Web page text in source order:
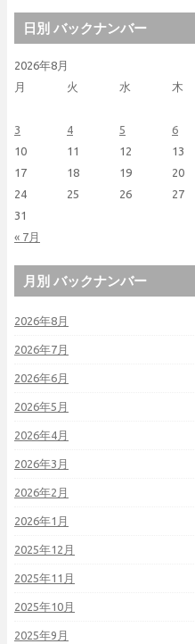
日別 バックナンバー
2026年8月
月
火 水 木
« 7月
3
4 5 6
10
11 12 13
17
18 19 20
24
25 26 27
31
月別 バックナンバー
2026年8月
2026年7月
2026年6月
2026年5月
2026年4月
2026年3月
2026年2月
2026年1月
2025年12月
2025年11月
2025年10月
2025年9月